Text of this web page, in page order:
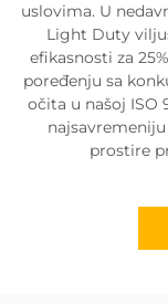
uslovima. U
Light Duty
efikasnosti za
poređenju sa
očita u našoj ISO
prostire